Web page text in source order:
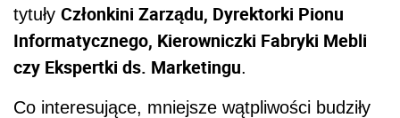
tytuły Członkini Zarządu, Dyrektorki Pionu
Informatycznego, Kierowniczki Fabryki Mebli
czy Ekspertki ds. Marketingu.
Co interesujące, mniejsze wątpliwości budziły